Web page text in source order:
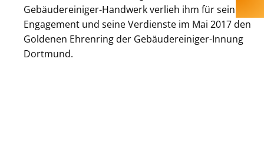
Gebäudereiniger-Handwerk verlieh ihm für sein
Engagement und seine Verdienste im Mai 2017 den
Goldenen Ehrenring der Gebäudereiniger-Innung
Dortmund.